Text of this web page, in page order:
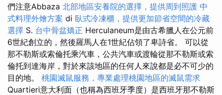
們注意Abbaza 北部地區安養院的選擇，提供周到照護 中
式料理外燴方案 di 臥式冷凍櫃，提供更加節省空間的冷藏
選擇 S. 台中骨盆矯正 Herculaneum是由古希臘人在公元前
6世紀創立的，然後羅馬人在1世紀佔領了卑詩省。 可以從
那不勒斯或索倫托乘汽車，公共汽車或渡輪從那不勒斯或索
倫托到達海岸，對於來該地區的任何人來說都是必不可少的
目的地。 桃園滅鼠服務，專業處理桃園地區的滅鼠需求
Quartieri意大利面（也稱為西班牙季度）是西班牙那不勒斯